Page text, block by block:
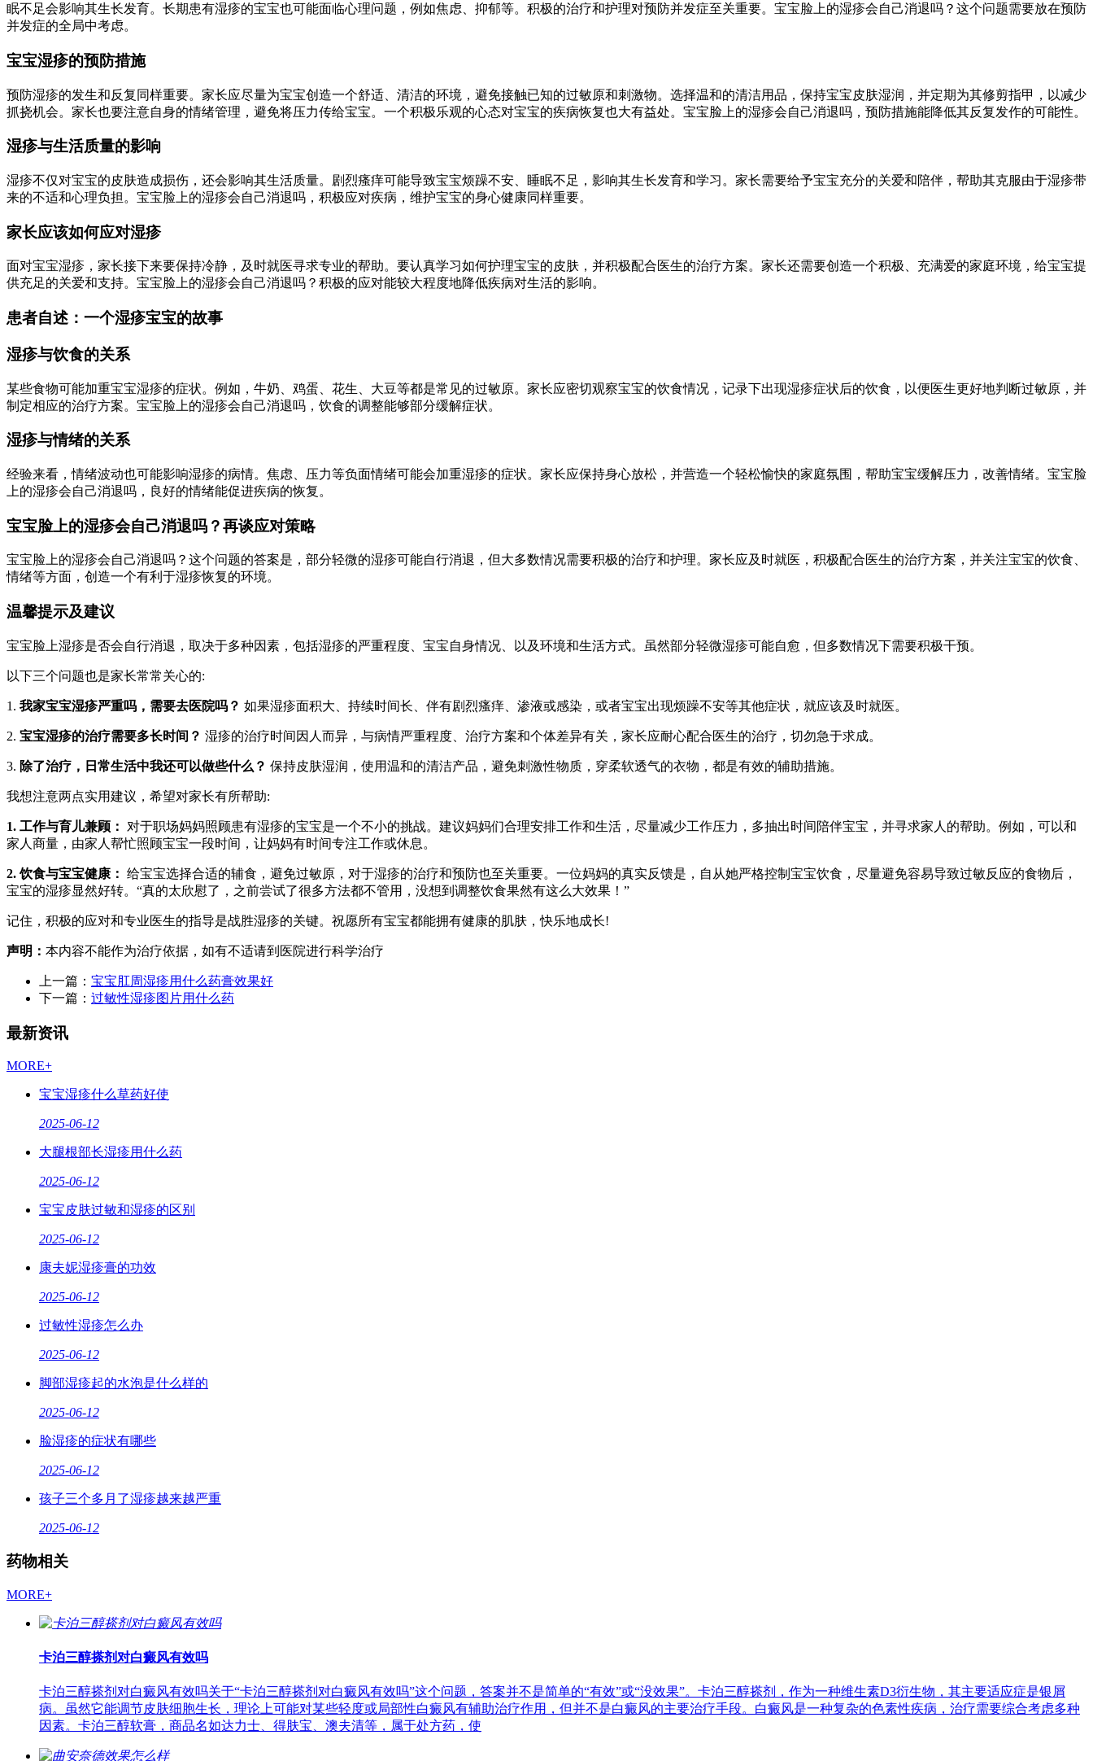
眠不足会影响其生长发育。长期患有湿疹的宝宝也可能面临心理问题，例如焦虑、抑郁等。积极的治疗和护理对预防并发症至关重要。宝宝脸上的湿疹会自己消退吗？这个问题需要放在预防
并发症的全局中考虑。
宝宝湿疹的预防措施
预防湿疹的发生和反复同样重要。家长应尽量为宝宝创造一个舒适、清洁的环境，避免接触已知的过敏原和刺激物。选择温和的清洁用品，保持宝宝皮肤湿润，并定期为其修剪指甲，以减少
抓挠机会。家长也要注意自身的情绪管理，避免将压力传给宝宝。一个积极乐观的心态对宝宝的疾病恢复也大有益处。宝宝脸上的湿疹会自己消退吗，预防措施能降低其反复发作的可能性。
湿疹与生活质量的影响
湿疹不仅对宝宝的皮肤造成损伤，还会影响其生活质量。剧烈瘙痒可能导致宝宝烦躁不安、睡眠不足，影响其生长发育和学习。家长需要给予宝宝充分的关爱和陪伴，帮助其克服由于湿疹带
来的不适和心理负担。宝宝脸上的湿疹会自己消退吗，积极应对疾病，维护宝宝的身心健康同样重要。
家长应该如何应对湿疹
面对宝宝湿疹，家长接下来要保持冷静，及时就医寻求专业的帮助。要认真学习如何护理宝宝的皮肤，并积极配合医生的治疗方案。家长还需要创造一个积极、充满爱的家庭环境，给宝宝提
供充足的关爱和支持。宝宝脸上的湿疹会自己消退吗？积极的应对能较大程度地降低疾病对生活的影响。
患者自述：一个湿疹宝宝的故事
湿疹与饮食的关系
某些食物可能加重宝宝湿疹的症状。例如，牛奶、鸡蛋、花生、大豆等都是常见的过敏原。家长应密切观察宝宝的饮食情况，记录下出现湿疹症状后的饮食，以便医生更好地判断过敏原，并
制定相应的治疗方案。宝宝脸上的湿疹会自己消退吗，饮食的调整能够部分缓解症状。
湿疹与情绪的关系
经验来看，情绪波动也可能影响湿疹的病情。焦虑、压力等负面情绪可能会加重湿疹的症状。家长应保持身心放松，并营造一个轻松愉快的家庭氛围，帮助宝宝缓解压力，改善情绪。宝宝脸
上的湿疹会自己消退吗，良好的情绪能促进疾病的恢复。
宝宝脸上的湿疹会自己消退吗？再谈应对策略
宝宝脸上的湿疹会自己消退吗？这个问题的答案是，部分轻微的湿疹可能自行消退，但大多数情况需要积极的治疗和护理。家长应及时就医，积极配合医生的治疗方案，并关注宝宝的饮食、
情绪等方面，创造一个有利于湿疹恢复的环境。
温馨提示及建议
宝宝脸上湿疹是否会自行消退，取决于多种因素，包括湿疹的严重程度、宝宝自身情况、以及环境和生活方式。虽然部分轻微湿疹可能自愈，但多数情况下需要积极干预。
以下三个问题也是家长常常关心的:
1. 我家宝宝湿疹严重吗，需要去医院吗？ 如果湿疹面积大、持续时间长、伴有剧烈瘙痒、渗液或感染，或者宝宝出现烦躁不安等其他症状，就应该及时就医。
2. 宝宝湿疹的治疗需要多长时间？ 湿疹的治疗时间因人而异，与病情严重程度、治疗方案和个体差异有关，家长应耐心配合医生的治疗，切勿急于求成。
3. 除了治疗，日常生活中我还可以做些什么？ 保持皮肤湿润，使用温和的清洁产品，避免刺激性物质，穿柔软透气的衣物，都是有效的辅助措施。
我想注意两点实用建议，希望对家长有所帮助:
1. 工作与育儿兼顾：
对于职场妈妈照顾患有湿疹的宝宝是一个不小的挑战。建议妈妈们合理安排工作和生活，尽量减少工作压力，多抽出时间陪伴宝宝，并寻求家人的帮助。例如，可以和
家人商量，由家人帮忙照顾宝宝一段时间，让妈妈有时间专注工作或休息。
2. 饮食与宝宝健康： 给宝宝选择合适的辅食，避免过敏原，对于湿疹的治疗和预防也至关重要。一位妈妈的真实反馈是，自从她严格控制宝宝饮食，尽量避免容易导致过敏反应的食物后，
宝宝的湿疹显然好转。“真的太欣慰了，之前尝试了很多方法都不管用，没想到调整饮食果然有这么大效果！”
记住，积极的应对和专业医生的指导是战胜湿疹的关键。祝愿所有宝宝都能拥有健康的肌肤，快乐地成长!
声明： 本内容不能作为治疗依据，如有不适请到医院进行科学治疗
上一篇： 宝宝肛周湿疹用什么药膏效果好
下一篇： 过敏性湿疹图片用什么药
最新资讯
MORE+
宝宝湿疹什么草药好使
2025-06-12
大腿根部长湿疹用什么药
2025-06-12
宝宝皮肤过敏和湿疹的区别
2025-06-12
康夫妮湿疹膏的功效
2025-06-12
过敏性湿疹怎么办
2025-06-12
脚部湿疹起的水泡是什么样的
2025-06-12
脸湿疹的症状有哪些
2025-06-12
孩子三个多月了湿疹越来越严重
2025-06-12
药物相关
MORE+
卡泊三醇搽剂对白癜风有效吗
卡泊三醇搽剂对白癜风有效吗关于“卡泊三醇搽剂对白癜风有效吗”这个问题，答案并不是简单的“有效”或“没效果”。卡泊三醇搽剂，作为一种维生素D3衍生物，其主要适应症是银屑
病。虽然它能调节皮肤细胞生长，理论上可能对某些轻度或局部性白癜风有辅助治疗作用，但并不是白癜风的主要治疗手段。白癜风是一种复杂的色素性疾病，治疗需要综合考虑多种
因素。卡泊三醇软膏，商品名如达力士、得肤宝、澳夫清等，属于处方药，使